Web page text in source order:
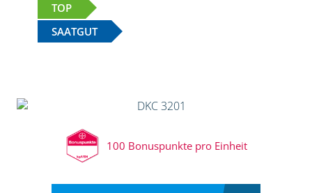
TOP
SAATGUT
100 Bonuspunkte pro Einheit